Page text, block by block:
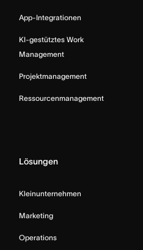
App-Integrationen
KI-gestütztes Work
Management
Projektmanagement
Ressourcenmanagement
Lösungen
Kleinunternehmen
Marketing
Operations